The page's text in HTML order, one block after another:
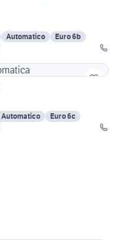
Automatico
Euro 6b
Automatico
Euro 6c